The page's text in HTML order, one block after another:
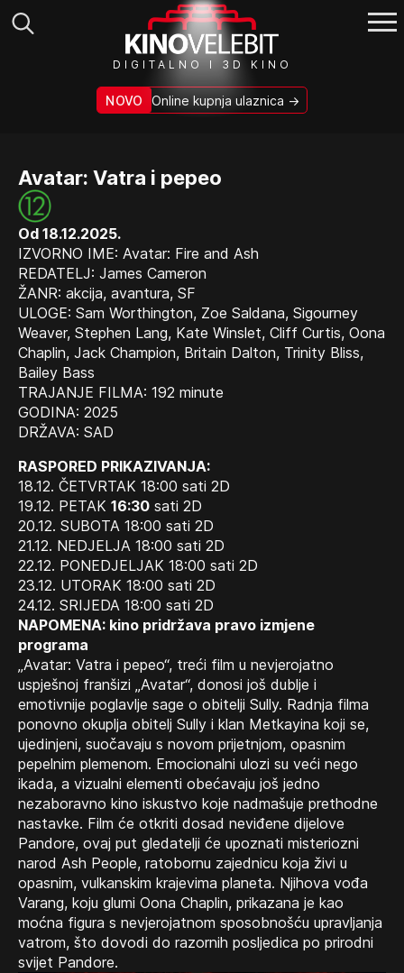
DIGITALNO I 3D KINO
NOVO Online kupnja ulaznica →
Avatar: Vatra i pepeo
Od 18.12.2025.
IZVORNO IME: Avatar: Fire and Ash
REDATELJ: James Cameron
ŽANR: akcija, avantura, SF
ULOGE: Sam Worthington, Zoe Saldana, Sigourney
Weaver, Stephen Lang, Kate Winslet, Cliff Curtis, Oona
Chaplin, Jack Champion, Britain Dalton, Trinity Bliss,
Bailey Bass
TRAJANJE FILMA: 192 minute
GODINA: 2025
DRŽAVA: SAD
RASPORED PRIKAZIVANJA:
18.12. ČETVRTAK 18:00 sati 2D
19.12. PETAK 16:30 sati 2D
20.12. SUBOTA 18:00 sati 2D
21.12. NEDJELJA 18:00 sati 2D
22.12. PONEDJELJAK 18:00 sati 2D
23.12. UTORAK 18:00 sati 2D
24.12. SRIJEDA 18:00 sati 2D
NAPOMENA: kino pridržava pravo izmjene
programa
„Avatar: Vatra i pepeo“, treći film u nevjerojatno
uspješnoj franšizi „Avatar“, donosi još dublje i
emotivnije poglavlje sage o obitelji Sully. Radnja filma
ponovno okuplja obitelj Sully i klan Metkayina koji se,
ujedinjeni, suočavaju s novom prijetnjom, opasnim
pepelnim plemenom. Emocionalni ulozi su veći nego
ikada, a vizualni elementi obećavaju još jedno
nezaboravno kino iskustvo koje nadmašuje prethodne
nastavke. Film će otkriti dosad neviđene dijelove
Pandore, ovaj put gledatelji će upoznati misteriozni
narod Ash People, ratobornu zajednicu koja živi u
opasnim, vulkanskim krajevima planeta. Njihova vođa
Varang, koju glumi Oona Chaplin, prikazana je kao
moćna figura s nevjerojatnom sposobnošću upravljanja
vatrom, što dovodi do razornih posljedica po prirodni
svijet Pandore.